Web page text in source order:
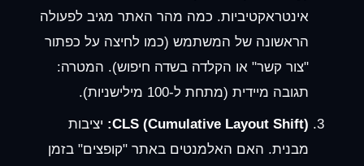
אינטראקטיביות. כמה מהר האתר מגיב לפעולה
הראשונה של המשתמש (כמו לחיצה על כפתור
"צור קשר" או הקלדה בשדה חיפוש). המטרה:
תגובה מיידית (מתחת ל-100 מילישניות).
CLS (Cumulative Layout Shift):
יציבות
מבנית. האם האלמנטים באתר "קופצים" בזמן